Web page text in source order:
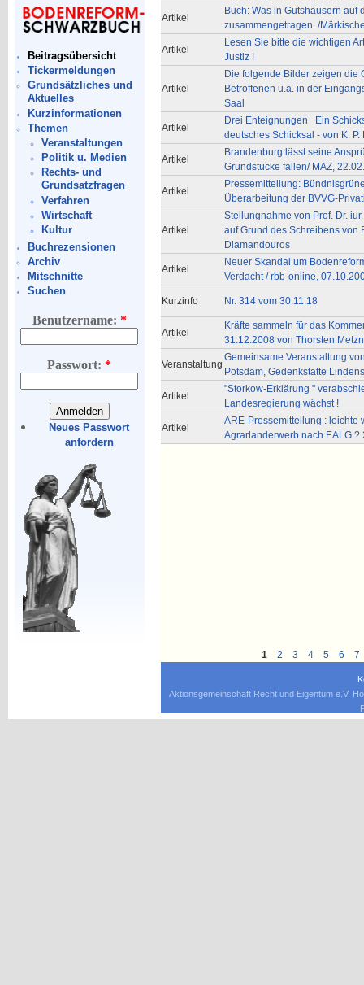
Beitragsübersicht
Tickermeldungen
Grundsätzliches und
Aktuelles
Kurzinformationen
Themen
Veranstaltungen
Politik u. Medien
Rechts- und
Grundsatzfragen
Verfahren
Wirtschaft
Kultur
Buchrezensionen
Archiv
Mitschnitte
Suchen
Benutzername: *
Passwort:*
Neues Passwort
anfordern
Artikel
Buch: Was in Gutshäusern auf
zusammengetragen. /
Artikel
Lesen Sie bitte die wichtigen
Justiz !
Artikel
Die folgende Bilder zeigen die
Betroffenen u.a. in der
Saal
Artikel
Drei Enteignungen Ein
deutsches Schicksal - von K. P.
Artikel
Brandenburg lässt seine
Grundstücke fallen/ MAZ,
Artikel
Pressemitteilung:
Überarbeitung der BVVG-
Artikel
Stellungnahme von Prof. Dr.
auf Grund des Schreibens von
Diamandouros
Artikel
Neuer Skandal um
Verdacht / rbb-online,
Kurzinfo Nr. 314 vom 30.11.18
Artikel
Kräfte sammeln für das
31.12.2008 von Thorsten
Veranstaltung
Gemeinsame Veranstaltung
Potsdam, Gedenkstätte
Artikel
"Storkow-Erklärung "
Landesregierung wächst !
Artikel
ARE-Pressemitteilung : leichte
Agrarlanderwerb nach EALG ?
1 2 3 4 5 6 7
Aktionsgemeinschaft Recht und Eigentum e.V.